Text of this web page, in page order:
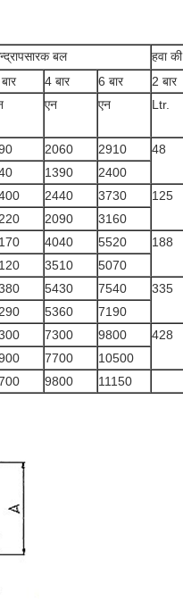
बल
हवा
4 बार 6 बार 2 बार
एन एन Ltr.
2060 2910 48
1390
2400
2440 3730 125
2090
3160
4040 5520 188
3510
5070
5430 7540 335
5360
7190
7300 9800 428
7700
10500
9800 11150